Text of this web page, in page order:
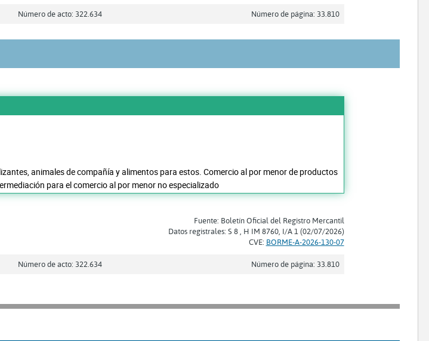
Número de acto: 322.634 Número de página: 33.810
animales de compañía y alimentos para estos. Comercio al por menor de productos
para el comercio al por menor no especializado
Fuente: Boletín Oficial del Registro Mercantil
Datos registrales: S 8 , H IM 8760, I/A 1 (02/07/2026)
CVE: BORME-A-2026-130-07
Número de acto: 322.634 Número de página: 33.810